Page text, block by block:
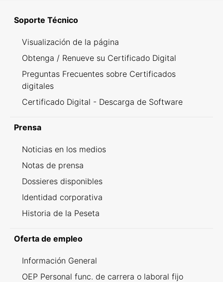
Soporte Técnico
Visualización de la página
Obtenga / Renueve su Certificado Digital
Preguntas Frecuentes sobre Certificados
digitales
Certificado Digital - Descarga de Software
Prensa
Noticias en los medios
Notas de prensa
Dossieres disponibles
Identidad corporativa
Historia de la Peseta
Oferta de empleo
Información General
OEP Personal func. de carrera o laboral fijo